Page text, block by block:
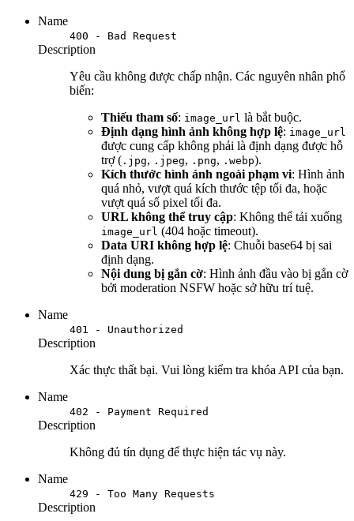
Name
400 - Bad Request
Description
Yêu cầu không được chấp nhận. Các nguyên nhân phổ
biến:
Thiếu tham số: image_url là bắt buộc.
Định dạng hình ảnh không hợp lệ: image_url
được cung cấp không phải là định dạng được hỗ
trợ ( .jpg, .jpeg, .png, .webp).
Kích thước hình ảnh ngoài phạm vi: Hình ảnh
quá nhỏ, vượt quá kích thước tệp tối đa, hoặc
vượt quá số pixel tối đa.
URL không thể truy cập: Không thể tải xuống
image_url (404 hoặc timeout).
Data URI không hợp lệ: Chuỗi base64 bị sai
định dạng.
Nội dung bị gắn cờ: Hình ảnh đầu vào bị gắn cờ
bởi moderation NSFW hoặc sở hữu trí tuệ.
Name
401 - Unauthorized
Description
Xác thực thất bại. Vui lòng kiểm tra khóa API của bạn.
Name
402 - Payment Required
Description
Không đủ tín dụng để thực hiện tác vụ này.
Name
429 - Too Many Requests
Description